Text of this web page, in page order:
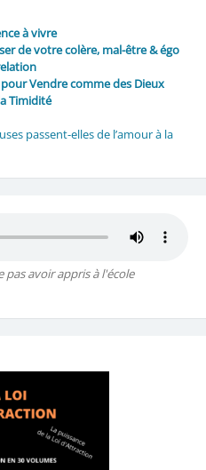
à vivre
de votre colère, mal-être & égo
Vendre comme des Dieux
Timidité
passent-elles de l’amour à la
avoir appris à l'école